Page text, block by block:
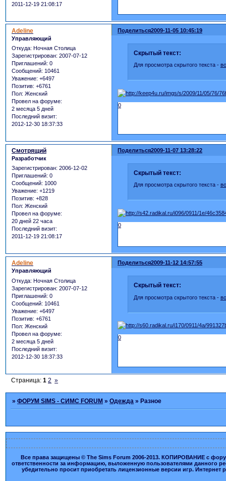
2011-12-19 21:08:17
Поделиться2009-11-05 10:45:19
Adeline
Управляющий
Откуда: Ночная Столица
Зарегистрирован: 2007-07-12
Приглашений: 0
Сообщений: 10461
Уважение: +6497
Позитив: +6761
Пол: Женский
Провел на форуме:
2 месяца 5 дней
Последний визит:
2012-12-30 18:37:33
Скрытый текст:
Для просмотра скрытого текста -
0
Поделиться2009-11-07 13:28:22
Смотрящий
Разработчик
Зарегистрирован: 2006-12-02
Приглашений: 0
Сообщений: 1000
Уважение: +1219
Позитив: +828
Пол: Женский
Провел на форуме:
20 дней 22 часа
Последний визит:
2011-12-19 21:08:17
Скрытый текст:
Для просмотра скрытого текста -
0
Поделиться2009-11-12 14:57:55
Adeline
Управляющий
Откуда: Ночная Столица
Зарегистрирован: 2007-07-12
Приглашений: 0
Сообщений: 10461
Уважение: +6497
Позитив: +6761
Пол: Женский
Провел на форуме:
2 месяца 5 дней
Последний визит:
2012-12-30 18:37:33
Скрытый текст:
Для просмотра скрытого текста -
0
Страница:1 2 »
»ФОРУМ SIMS - СИМС FORUM »Одежда » Разное
Все права защищены © The Sims Forum 2006-2013. КОПИРОВАНИЕ с
ответственности за информацию, выложенную пользователями данного
убедительно просит приобретать лицензионные версии игр.